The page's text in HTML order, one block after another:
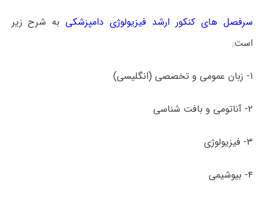
سرفصل های کنکور ارشد فیزیولوژی دامپزشکیبه شرح زیر
است:
۱- زبان عمومی و تخصصی (انگلیسی)
۲- آناتومی و بافت شناسی
۳- فیزیولوژی
۴- بیوشیمی